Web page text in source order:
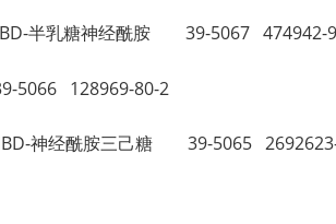
半乳糖神经酰胺 39-5067 474942-
5066 128969-80-2
神经酰胺三己糖 39-5065